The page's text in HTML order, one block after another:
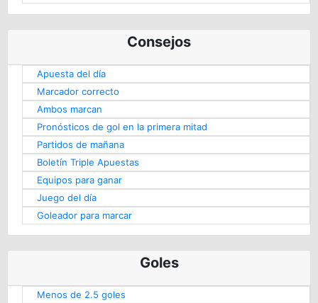
Consejos
Apuesta del día
Marcador correcto
Ambos marcan
Pronósticos de gol en la primera mitad
Partidos de mañana
Boletín Triple Apuestas
Equipos para ganar
Juego del día
Goleador para marcar
Goles
Menos de 2.5 goles